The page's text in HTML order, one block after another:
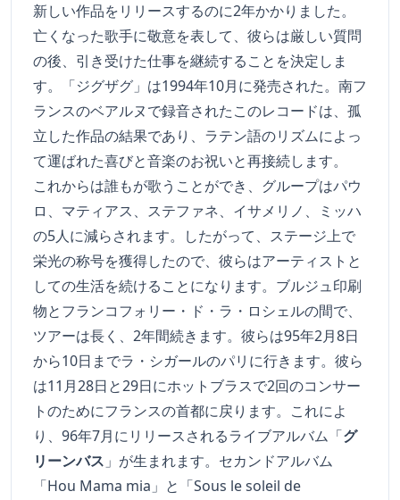
新しい作品をリリースするのに2年かかりました。
亡くなった歌手に敬意を表して、彼らは厳しい質問
の後、引き受けた仕事を継続することを決定しま
す。「ジグザグ」は1994年10月に発売された。南フ
ランスのベアルヌで録音されたこのレコードは、孤
立した作品の結果であり、ラテン語のリズムによっ
て運ばれた喜びと音楽のお祝いと再接続します。
これからは誰もが歌うことができ、グループはパウ
ロ、マティアス、ステファネ、イサメリノ、ミッハ
の5人に減らされます。したがって、ステージ上で
栄光の称号を獲得したので、彼らはアーティストと
しての生活を続けることになります。ブルジュ印刷
物とフランコフォリー・ド・ラ・ロシェルの間で、
ツアーは長く、2年間続きます。彼らは95年2月8日
から10日までラ・シガールのパリに行きます。彼ら
は11月28日と29日にホットブラスで2回のコンサー
トのためにフランスの首都に戻ります。これによ
り、96年7月にリリースされるライブアルバム「グ
リーンバス 」が生まれます。セカンドアルバム
「Hou Mama mia 」と「Sous le soleil de